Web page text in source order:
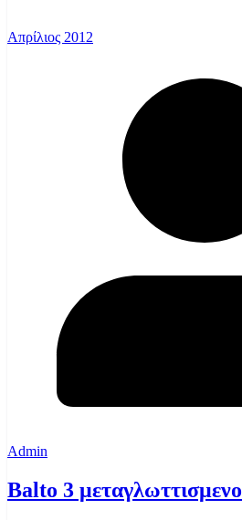
Απρίλιος 2012
Admin
Balto 3 μεταγλωττισμενο